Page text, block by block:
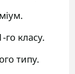
го класу.
типу.